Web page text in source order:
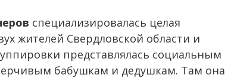
специализировалась целая
жителей Свердловской области и
представлялась социальным
бабушкам и дедушкам. Там она